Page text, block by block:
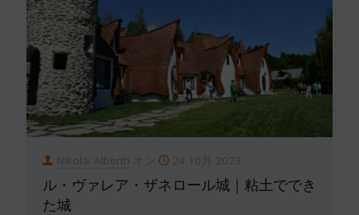
Nikolai Alberth 24 10月 2023
ル・ヴァレア・ザネロール城｜粘土ででき
た城